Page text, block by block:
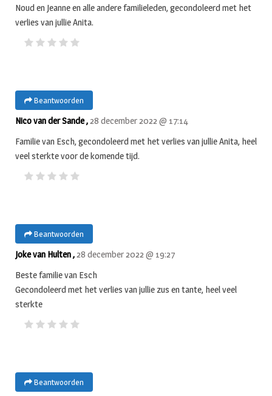
Noud en Jeanne en alle andere familieleden, gecondoleerd met het
verlies van jullie Anita.
Beantwoorden
Nico van der Sande ,28 december 2022 @ 17:14
Familie van Esch, gecondoleerd met het verlies van jullie Anita, heel
veel sterkte voor de komende tijd.
Beantwoorden
Joke van Hulten ,28 december 2022 @ 19:27
Beste familie van Esch
Gecondoleerd met het verlies van jullie zus en tante, heel veel
sterkte
Beantwoorden